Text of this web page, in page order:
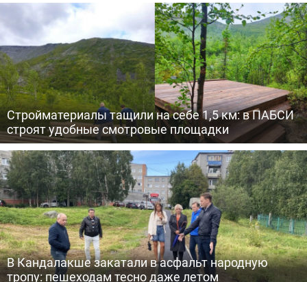
Стройматериалы тащили на себе 1,5 км: в ПАБСИ
строят удобные смотровые площадки
В Кандалакше закатали в асфальт народную
тропу: пешеходам тесно даже летом